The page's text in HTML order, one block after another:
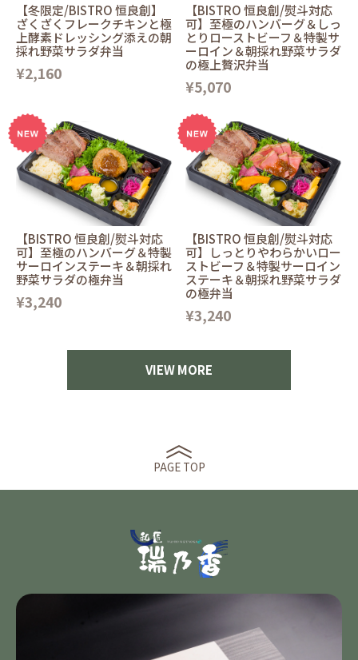
【冬限定/BISTRO 恒良創】
ざくざくフレークチキンと極
上酵素ドレッシング添えの朝
採れ野菜サラダ弁当
¥2,160
【BISTRO 恒良創/熨斗対応
可】至極のハンバーグ＆しっ
とりローストビーフ＆特製サ
ーロイン＆朝採れ野菜サラダ
の極上贅沢弁当
¥5,070
【BISTRO 恒良創/熨斗対応
可】至極のハンバーグ＆特製
サーロインステーキ＆朝採れ
野菜サラダの極弁当
¥3,240
【BISTRO 恒良創/熨斗対応
可】しっとりやわらかいロー
ストビーフ＆特製サーロイン
ステーキ＆朝採れ野菜サラダ
の極弁当
¥3,240
VIEW MORE
PAGE TOP